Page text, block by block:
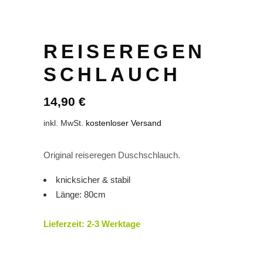
REISEREGEN
SCHLAUCH
14,90 €
inkl. MwSt. kostenloser Versand
Original reiseregen Duschschlauch.
knicksicher & stabil
Länge: 80cm
Lieferzeit: 2-3 Werktage